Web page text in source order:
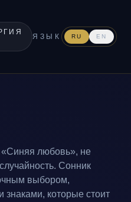
ЯЗЫК RU EN
«Синяя любовь», не
Сонник
выбором,
которые стоит